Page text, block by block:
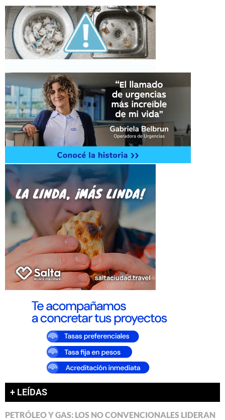
+ LEÍDAS
PETRÓLEO Y GAS: LOS NO CONVENCIONALES LIDERAN